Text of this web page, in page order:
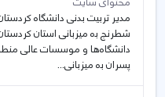
مدیر تربیت بدنی دانشگاە
شطرنج بە میزبانی استان
دانشگاەها و موسسات عالی
پسران بە میزبانی...